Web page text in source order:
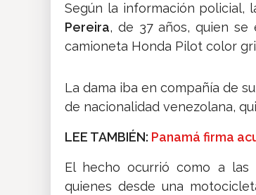
Según la información policial,
Pereira, de 37 años, quien
camioneta Honda Pilot color
La dama iba en compañía de
de nacionalidad venezolana,
LEE TAMBIÉN: Panamá firma
El hecho ocurrió como a las
quienes desde una